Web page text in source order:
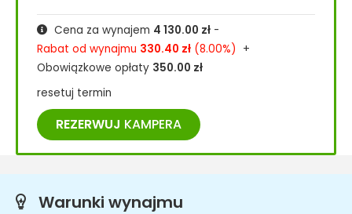
Cena za wynajem 4 130.00 zł -
Rabat od wynajmu 330.40 zł (8.00%) +
Obowiązkowe opłaty 350.00 zł
resetuj termin
REZERWUJ KAMPERA
Warunki wynajmu